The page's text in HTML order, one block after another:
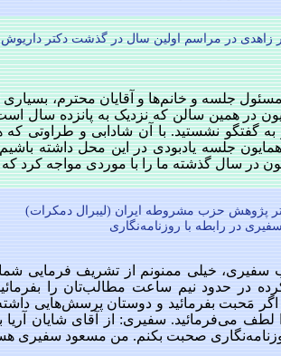
زاهدی در مراسم اولین سال در گذشت دکتر داریوش
جلسه و خانم‌ها و آقایان محترم، بسیاری
در همین سالن که نزدیک به پانزده سال
به گفتگو نشستید. با آن شادابی و طراوتی که
جلسه یادبودی در این محل داشته
در سال گذشته ما را با موردی مواجه کرد
در رابطه با روزنامه‌نگاری
سفیری، خیلی ممنونم از تشریف فرمایی
در حدود نیم ساعت مطالب‌تان را
مَحبت بفرمائید و دوستان پرسش‌هایی
لطف می‌فرمائید. سفیری: از آقای شایان
صحبت بکنم. من مسعود سفیری هستم و متولد